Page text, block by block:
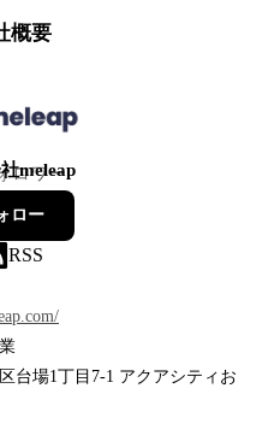
概要
meleap
ロワー
ロー
RSS
台場1丁目7-1 アクアシティお